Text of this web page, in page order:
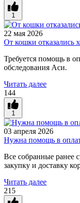
1
22 мая 2026
От кошки отказались
Требуется помощь в
обследования Аси.
Читать далее
144
1
03 апреля 2026
Нужна помощь в
Все собранные ранее
закупку и доставку
Читать далее
215